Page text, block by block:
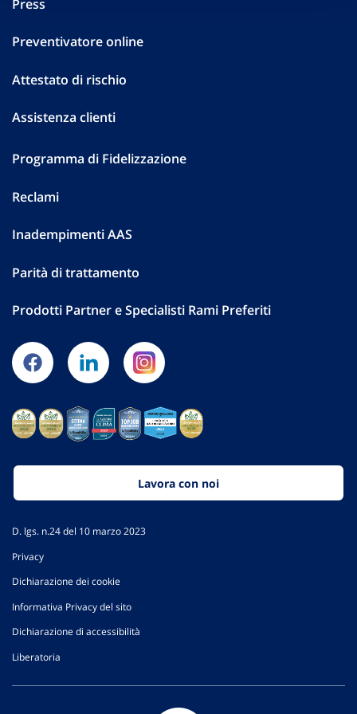
Press
Preventivatore online
Attestato di rischio
Assistenza clienti
Programma di Fidelizzazione
Reclami
Inadempimenti AAS
Parità di trattamento
Prodotti Partner e Specialisti Rami Preferiti
Lavora con noi
D. lgs. n.24 del 10 marzo 2023
Privacy
Dichiarazione dei cookie
Informativa Privacy del sito
Dichiarazione di accessibilità
Liberatoria